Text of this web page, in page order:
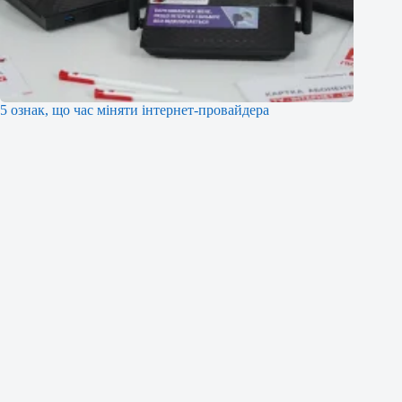
5 ознак, що час міняти інтернет-провайдера